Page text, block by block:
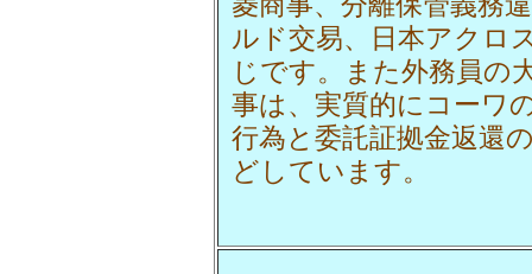
ルド交易、日本アクロ
じです。また外務員の
事は、実質的にコーワ
行為と委託証拠金返還
どしています。